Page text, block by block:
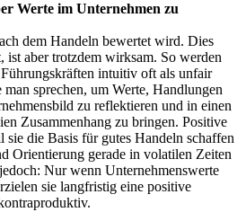
Werte im Unternehmen zu
dem Handeln bewertet wird. Dies
ist aber trotzdem wirksam. So werden
intuitiv oft als unfair
sprechen, um Werte, Handlungen
zu reflektieren und in einen
Zusammenhang zu bringen. Positive
die Basis für gutes Handeln schaffen
Orientierung gerade in volatilen Zeiten
Nur wenn Unternehmenswerte
sie langfristig eine positive